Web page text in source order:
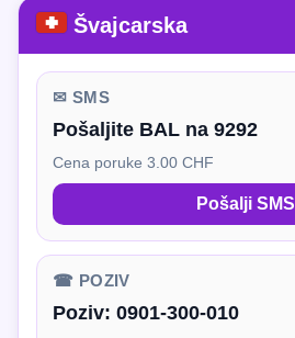
Švajcarska
✉ SMS
Pošaljite BAL na 9292
Cena poruke 3.00 CHF
Pošalji SMS
☎ POZIV
Poziv: 0901-300-010